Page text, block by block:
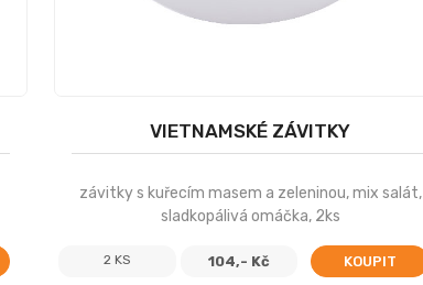
VIETNAMSKÉ ZÁVITKY
závitky s kuřecím masem a zeleninou, mix salát,
sladkopálivá omáčka, 2ks
2 KS 104,- Kč KOUPIT